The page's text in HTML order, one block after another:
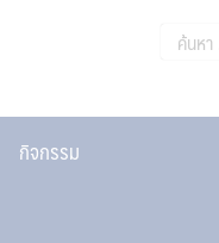
ค้นหา
กิจกรรม